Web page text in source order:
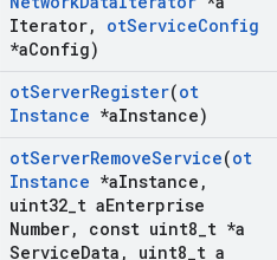
Iterator, otServiceConfig
*aConfig)
otServerRegister(ot
Instance *aInstance)
otServerRemoveService(ot
Instance *aInstance ,
uint32 t aEnterprise
Number, const uint8 t *a
ServiceData , uint8 t a